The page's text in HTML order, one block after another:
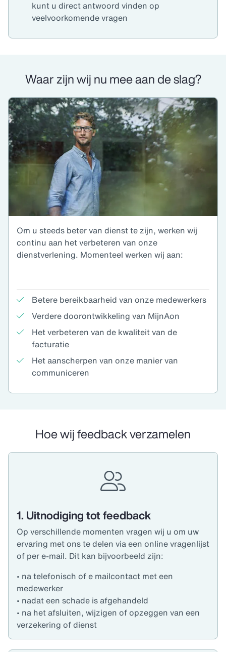
kunt u direct antwoord vinden op
veelvoorkomende vragen
Waar zijn wij nu mee aan de slag?
Om u steeds beter van dienst te zijn, werken wij
continu aan het verbeteren van onze
dienstverlening. Momenteel werken wij aan:
Betere bereikbaarheid van onze medewerkers
Verdere doorontwikkeling van MijnAon
Het verbeteren van de kwaliteit van de
facturatie
Het aanscherpen van onze manier van
communiceren
Hoe wij feedback verzamelen
1. Uitnodiging tot feedback
Op verschillende momenten vragen wij u om uw
ervaring met ons te delen via een online vragenlijst
of per e-mail. Dit kan bijvoorbeeld zijn:
• na telefonisch of e mailcontact met een
medewerker
• nadat een schade is afgehandeld
• na het afsluiten, wijzigen of opzeggen van een
verzekering of dienst